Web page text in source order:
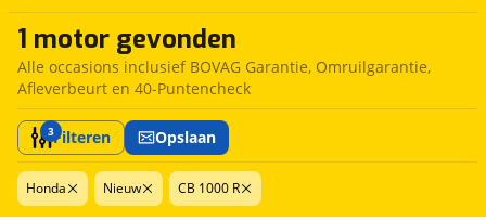
1 motor gevonden
Alle occasions inclusief BOVAG Garantie, Omruilgarantie,
Afleverbeurt en 40-Puntencheck
3Filteren Opslaan
Honda Nieuw CB 1000 R